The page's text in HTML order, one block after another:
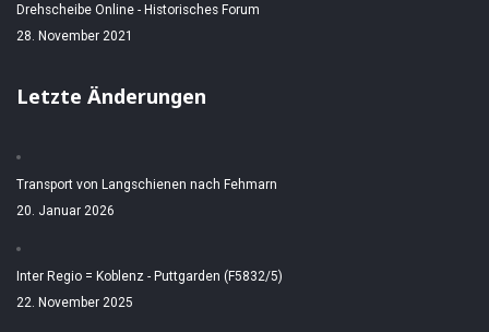
Drehscheibe Online - Historisches Forum
28. November 2021
Letzte Änderungen
Transport von Langschienen nach Fehmarn
20. Januar 2026
Inter Regio = Koblenz - Puttgarden (F5832/5)
22. November 2025